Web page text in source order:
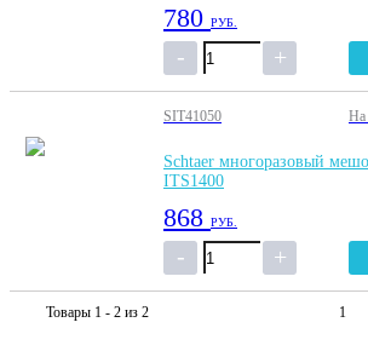
780 РУБ.
SIT41050 На
Schtaer многоразовый
ITS1400
868 РУБ.
Товары 1 - 2 из 2 1